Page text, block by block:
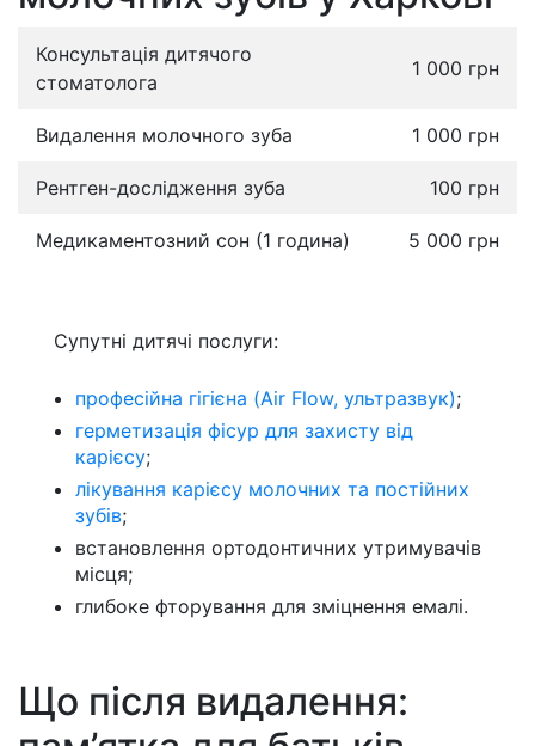
Консультація дитячого
стоматолога
1 000 грн
Видалення молочного зуба 1 000 грн
Рентген-дослідження зуба 100 грн
Медикаментозний сон (1 година) 5 000 грн
Супутні дитячі послуги:
професійна гігієна (Air Flow, ультразвук);
герметизація фісур для захисту від
карієсу;
лікування карієсу молочних та постійних
зубів;
встановлення ортодонтичних утримувачів
місця;
глибоке фторування для зміцнення емалі.
Що після видалення: